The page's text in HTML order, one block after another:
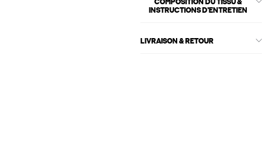
COMPOSITION DU TISSU &
INSTRUCTIONS D'ENTRETIEN
LIVRAISON & RETOUR